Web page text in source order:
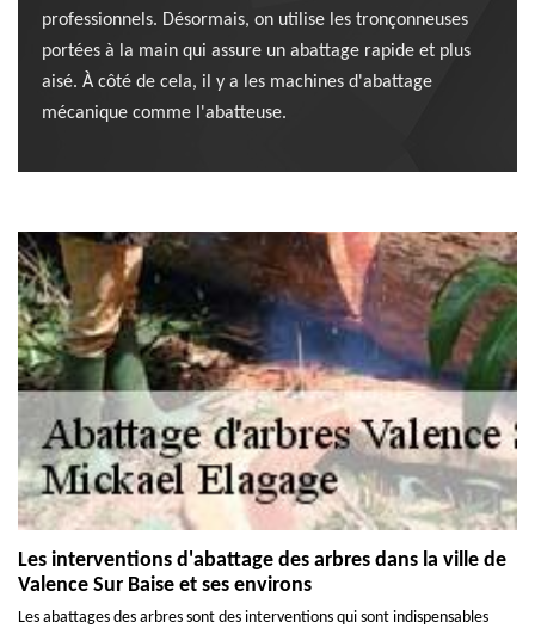
professionnels. Désormais, on utilise les tronçonneuses
portées à la main qui assure un abattage rapide et plus
aisé. À côté de cela, il y a les machines d'abattage
mécanique comme l'abatteuse.
Les interventions d'abattage des arbres dans la ville de
Valence Sur Baise et ses environs
Les abattages des arbres sont des interventions qui sont indispensables